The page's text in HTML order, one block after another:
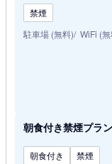
禁煙
駐車場 (無料) WiFi (
朝食付き禁煙プラン
朝食付き
禁煙